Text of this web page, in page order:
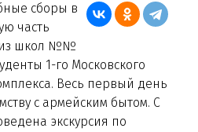
сборы в
часть
из школ №№
1-го Московского
Весь первый день
с армейским бытом. С
экскурсия по